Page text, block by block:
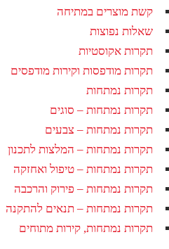
קשת מוצרים במתיחה
שאלות נפוצות
תקרות אקוסטיות
תקרות מודפסות וקירות מודפסים
תקרות נמתחות
תקרות נמתחות – סוגים
תקרות נמתחות – צבעים
תקרות נמתחות – המלצות לתכנון
תקרות נמתחות – טיפול ואחזקה
תקרות נמתחות – פירוק והרכבה
תקרות נמתחות – תנאים להתקנה
תקרות נמתחות, קירות מתוחים